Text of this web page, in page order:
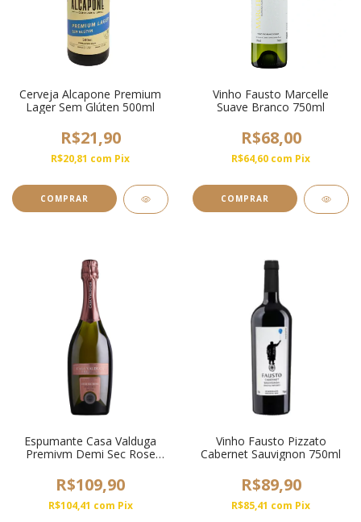
Cerveja Alcapone Premium
Lager Sem Glúten 500ml
R$21,90
R$20,81 com Pix
Vinho Fausto Marcelle
Suave Branco 750ml
R$68,00
R$64,60 com Pix
Espumante Casa Valduga
Premivm Demi Sec Rose
R$109,90
R$104,41 com Pix
Vinho Fausto Pizzato
Cabernet Sauvignon 750ml
R$89,90
R$85,41 com Pix